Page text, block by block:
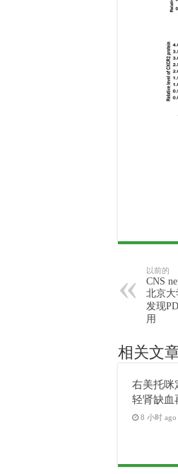
以前的
CNS
北京大
发现
用
相关文
右美托咪
轻肾缺血
8 小时 ago